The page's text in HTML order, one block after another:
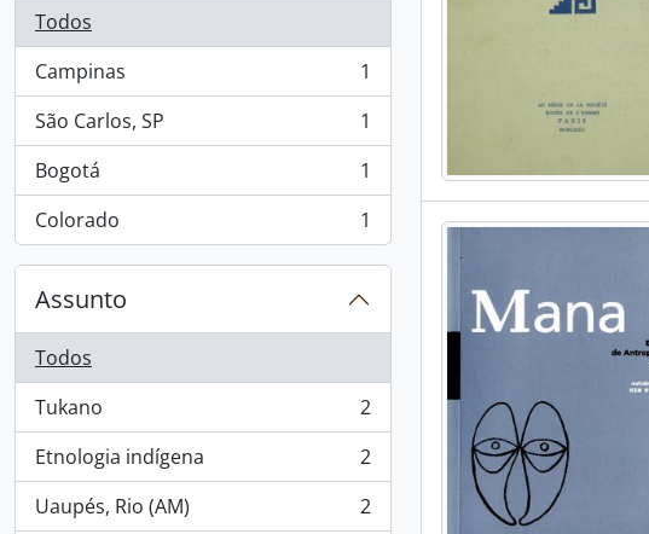
Todos
Campinas
, 1 resultados
1
São Carlos, SP
, 1 resultados
1
Bogotá
, 1 resultados
1
Colorado
, 1 resultados 1
Assunto
Todos
Tukano
, 2 resultados
2
Etnologia indígena
, 2 resultados
2
Uaupés, Rio (AM)
, 2 resultados
2